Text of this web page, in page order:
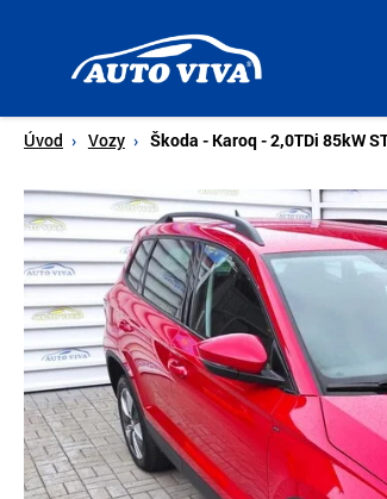
Úvodní
stránka
Úvod Vozy Škoda - Karoq - 2,0TDi 85kW